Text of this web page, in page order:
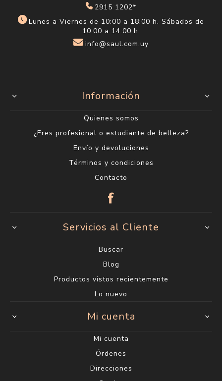
2915 1202*
Lunes a Viernes de 10:00 a 18:00 h. Sábados de
10:00 a 14:00 h.
info@saul.com.uy
Información
Quienes somos
¿Eres profesional o estudiante de belleza?
Envío y devoluciones
Términos y condiciones
Contacto
Servicios al Cliente
Buscar
Blog
Productos vistos recientemente
Lo nuevo
Mi cuenta
Mi cuenta
Órdenes
Direcciones